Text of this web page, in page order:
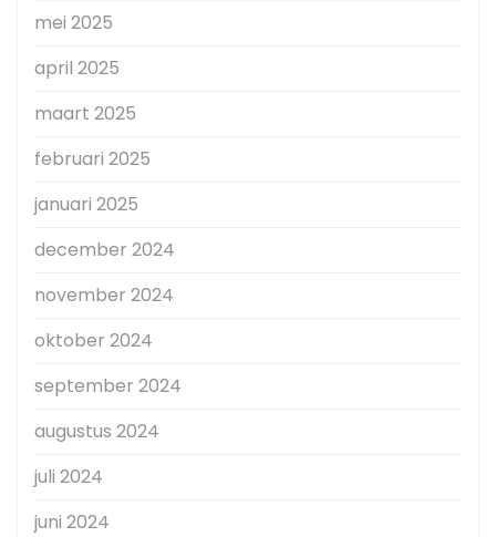
mei 2025
april 2025
maart 2025
februari 2025
januari 2025
december 2024
november 2024
oktober 2024
september 2024
augustus 2024
juli 2024
juni 2024